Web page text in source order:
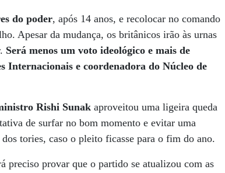
do poder, após 14 anos, e recolocar no comando
Apesar da mudança, os britânicos irão às urnas
Será menos um voto ideológico e mais de
Internacionais e coordenadora do Núcleo de
Rishi Sunak aproveitou uma ligeira queda
de surfar no bom momento e evitar uma
tories, caso o pleito ficasse para o fim do ano.
preciso provar que o partido se atualizou com as